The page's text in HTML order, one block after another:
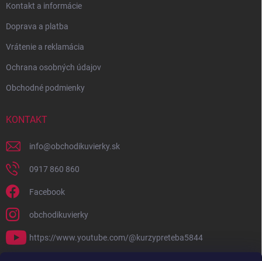
Kontakt a informácie
Doprava a platba
Vrátenie a reklamácia
Ochrana osobných údajov
Obchodné podmienky
KONTAKT
info@obchodikuvierky.sk
0917 860 860
Facebook
obchodikuvierky
https://www.youtube.com/@kurzypreteba5844